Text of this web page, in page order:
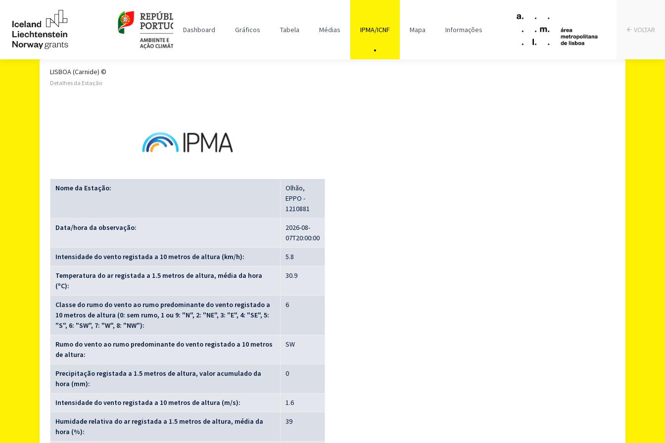
VOLTAR
Dashboard Gráficos Tabela Médias IPMA/ICNF Mapa Informações
LISBOA (Carnide) ©
Detalhes da Estação
Nome da Estação:
Olhão,
EPPO -
1210881
Data/hora da observação:
2026-08-
07T20:00:00
Intensidade do vento registada a 10 metros de altura (km/h): 5.8
Temperatura do ar registada a 1.5 metros de altura, média da hora
(ºC):
30.9
Classe do rumo do vento ao rumo predominante do vento registado a
10 metros de altura (0: sem rumo, 1 ou 9: "N", 2: "NE", 3: "E", 4: "SE", 5:
"S", 6: "SW", 7: "W", 8: "NW"):
6
Rumo do vento ao rumo predominante do vento registado a 10 metros
de altura:
SW
Precipitação registada a 1.5 metros de altura, valor acumulado da
hora (mm):
0
Intensidade do vento registada a 10 metros de altura (m/s): 1.6
Humidade relativa do ar registada a 1.5 metros de altura, média da
hora (%):
39